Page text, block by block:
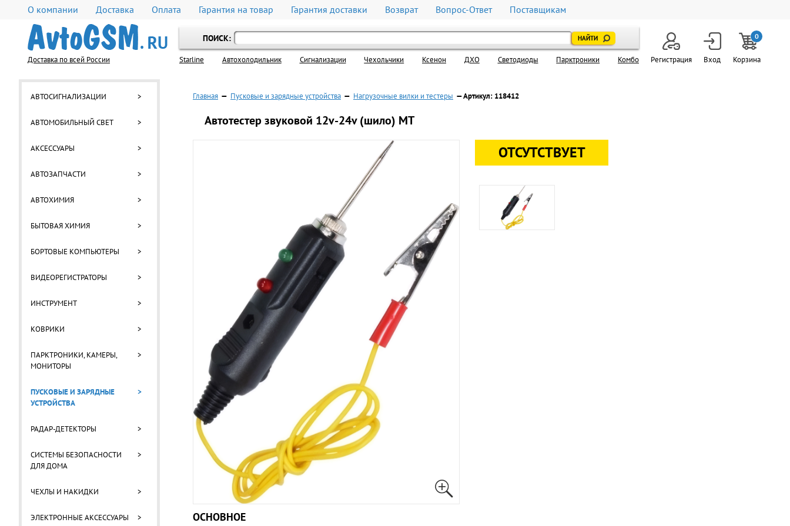
О компании Доставка Оплата Гарантия на товар Гарантия доставки Возврат Вопрос-Ответ Поставщикам
Доставка по всей России
ПОИСК:
Starline Автохолодильник Cигнализации Чехольчики Ксенон ДХО Светодиоды Парктроники Комбо Регистрация Вход
0
Корзина
АВТОСИГНАЛИЗАЦИИ >
АВТОМОБИЛЬНЫЙ СВЕТ >
АКСЕССУАРЫ >
АВТОЗАПЧАСТИ >
АВТОХИМИЯ >
БЫТОВАЯ ХИМИЯ >
БОРТОВЫЕ КОМПЬЮТЕРЫ >
ВИДЕОРЕГИСТРАТОРЫ >
ИНСТРУМЕНТ >
КОВРИКИ >
ПАРКТРОНИКИ, КАМЕРЫ,
МОНИТОРЫ
>
ПУСКОВЫЕ И ЗАРЯДНЫЕ
УСТРОЙСТВА
>
РАДАР-ДЕТЕКТОРЫ >
СИСТЕМЫ БЕЗОПАСНОСТИ
ДЛЯ ДОМА
>
ЧЕХЛЫ И НАКИДКИ >
ЭЛЕКТРОННЫЕ АКСЕССУАРЫ >
Главная — Пусковые и зарядные устройства — Нагрузочные вилки и тестеры — Артикул: 118412
Автотестер звуковой 12v-24v (шило) МТ
ОТСУТСТВУЕТ
ОСНОВНОЕ